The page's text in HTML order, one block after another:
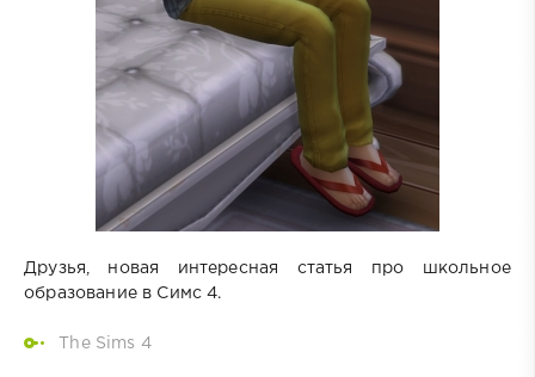
Друзья, новая интересная статья про школьное
образование в Симс 4.
The Sims 4